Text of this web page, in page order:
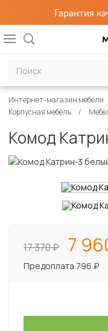
Гарантия
Интернет-магазин мебели
Корпусная мебель
Комод
17 370 7
Предоплата 796 ₽